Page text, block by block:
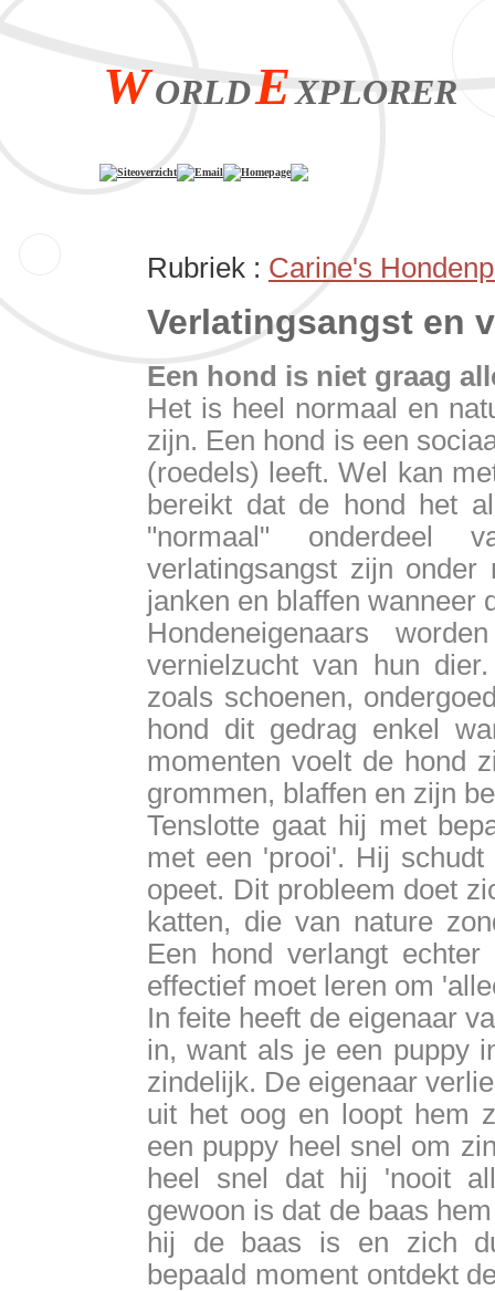
WORLDEXPLORER
Siteoverzicht Email Homepage
Rubriek : Carine's
Verlatingsangst
Een hond is niet graag
Het is heel normaal en
zijn. Een hond is een
(roedels) leeft. Wel kan
bereikt dat de hond het
"normaal" onderdeel
verlatingsangst zijn
janken en blaffen wanneer
Hondeneigenaars
vernielzucht van hun
zoals schoenen,
hond dit gedrag enkel
momenten voelt de hond
grommen, blaffen en zijn
Tenslotte gaat hij met
met een 'prooi'. Hij
opeet. Dit probleem doet
katten, die van nature
Een hond verlangt
effectief moet leren om
In feite heeft de eigenaar
in, want als je een puppy
zindelijk. De eigenaar
uit het oog en loopt hem
een puppy heel snel om
heel snel dat hij 'nooit
gewoon is dat de baas
hij de baas is en zich
bepaald moment ontdekt